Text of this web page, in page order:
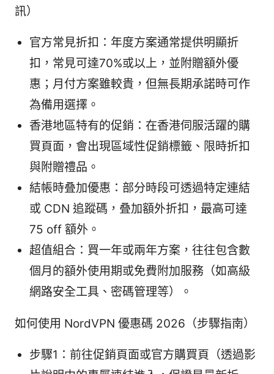
訊）
官方常見折扣：年度方案通常提供明顯折
扣，常見可達70%或以上，並附贈額外優
惠；月付方案雖較貴，但無長期承諾時可作
為備用選擇。
香港地區特有的促銷：在香港伺服活躍的購
買頁面，會出現區域性促銷標籤、限時折扣
與附贈禮品。
結帳時叠加優惠：部分時段可透過特定連結
或 CDN 追蹤碼，叠加額外折扣，最高可達
75 off 額外。
超值組合：買一年或兩年方案，往往包含數
個月的額外使用期或免費附加服務（如高級
網路安全工具、密碼管理等）。
如何使用 NordVPN 優惠碼 2026（步驟指南）
步驟1：前往促銷頁面或官方購買頁（透過影